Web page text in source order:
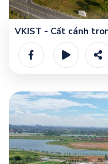
VKIST - Cất cánh